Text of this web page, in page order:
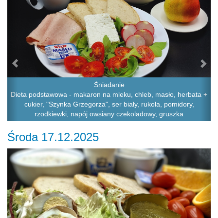
Śniadanie
Dieta podstawowa - makaron na mleku, chleb, masło, herbata +
cukier, "Szynka Grzegorza", ser biały, rukola, pomidory,
rzodkiewki, napój owsiany czekoladowy, gruszka
Środa 17.12.2025
Previous